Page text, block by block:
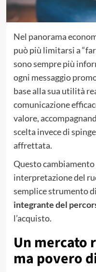
Nel panorama
può più limitarsi a
sono sempre più
ogni messaggio
base alla sua utilità
comunicazione
valore,
scelta invece di
affrettata.
Questo
interpretazione del
semplice strumento
integrante del
l’acquisto.
Un mercato
ma povero